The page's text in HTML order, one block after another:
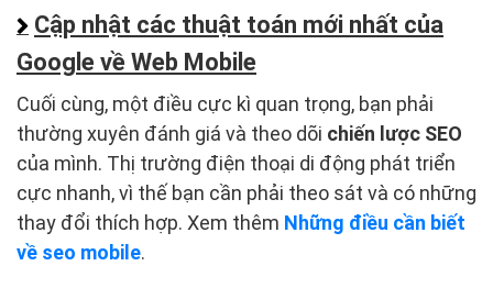
Cập nhật các thuật toán mới nhất của
Google về Web Mobile
Cuối cùng, một điều cực kì quan trọng, bạn phải
thường xuyên đánh giá và theo dõi chiến lược SEO
của mình. Thị trường điện thoại di động phát triển
cực nhanh, vì thế bạn cần phải theo sát và có những
thay đổi thích hợp. Xem thêm Những điều cần biết
về seo mobile.